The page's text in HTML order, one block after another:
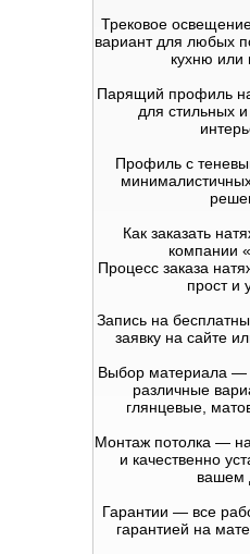
Трековое
вариант для любых
кухню или
Парящий профиль
для стильных
Профиль с
Как заказать
компании
Процесс заказа
прост и
Запись на
заявку на сайте
Выбор материала
различные
глянцевые,
Монтаж потолка —
и качественно
вашем
Гарантии — все
гарантией на